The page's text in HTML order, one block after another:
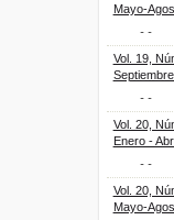
Mayo-
- -
Vol. 19,
- -
Vol. 20,
Enero -
- -
Vol. 20,
Mayo-